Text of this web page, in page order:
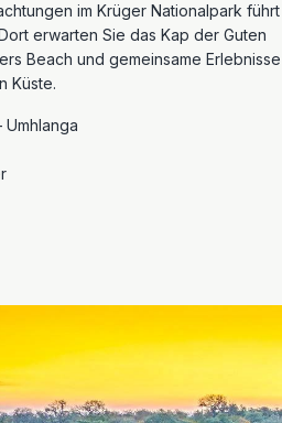
im Krüger Nationalpark führt
erwarten Sie das Kap der Guten
Beach und gemeinsame Erlebnisse
Küste.
Umhlanga